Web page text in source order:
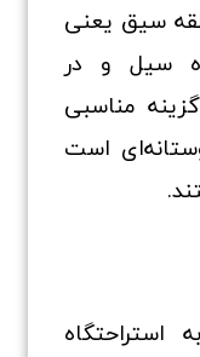
سیق یعنی
سیل و در
گزینه مناسبی
است